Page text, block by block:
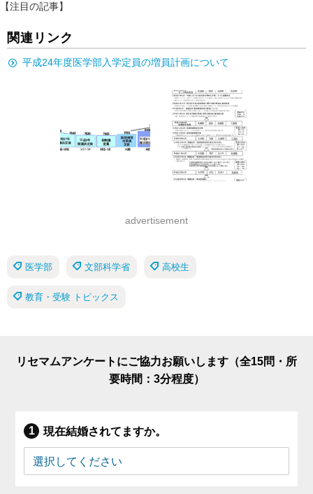
【注目の記事】
関連リンク
平成24年度医学部入学定員の増員計画について
advertisement
医学部 文部科学省 高校生
教育・受験 トピックス
リセマムアンケートにご協力お願いします（全15問・所
要時間：3分程度）
現在結婚されてますか。